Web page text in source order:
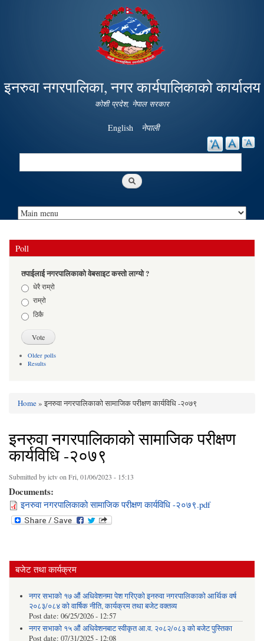
Skip to
main
content
इनरुवा नगरपालिका, नगर कार्यपालिकाको कार्यालय
कोशी प्रदेश, नेपाल सरकार
English नेपाली
Search
Poll
तपाईलाई नगरपालिकाको वेबसाइट कस्तो लाग्यो ?
Choicesधेरै राम्रो
राम्रो
ठिकै
Older polls
Results
You are here
Home» इनरुवा नगरपालिकाको सामाजिक परीक्षण कार्यविधि -२०७९
इनरुवा नगरपालिकाको सामाजिक परीक्षण
कार्यविधि -२०७९
Submitted byictvon Fri, 01/06/2023 - 15:13
Documents:
इनरुवा नगरपालिकाको सामाजिक परीक्षण कार्यविधि -२०७९.pdf
बजेट तथा कार्यक्रम
नगर सभाको १७ औं अधिवेशनमा पेश गरिएको इनरुवा नगरपालिकाको आर्थिक वर्ष
२०८३/०८४ को वार्षिक नीति, कार्यक्रम तथा बजेट वक्तव्य
Post date: 06/25/2026 - 12:57
नगर सभाको १५ औं अधिवेशनबाट स्वीकृत आ.व. २०८२/०८३ को बजेट पुस्तिका
Post date: 07/31/2025 - 12:08